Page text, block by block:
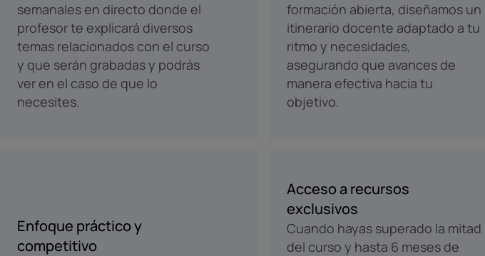
semanales en directo donde el
profesor te explicará diversos
temas relacionados con el curso
y que serán grabadas y podrás
ver en el caso de que lo
necesites.
formación abierta, diseñamos un
itinerario docente adaptado a tu
ritmo y necesidades,
asegurando que avances de
manera efectiva hacia tu
objetivo.
Enfoque práctico y
competitivo
Acceso a recursos
exclusivos
Cuando hayas superado la mitad
del curso y hasta 6 meses de